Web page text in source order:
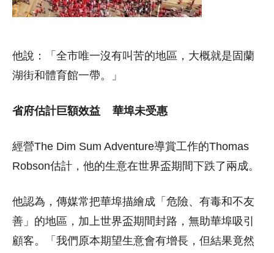
他說：「全市唯一沒有叫苦的地區，大概就是固蘭
湖街和體育館一帶。」
省府估計巨額效益 華埠未受惠
經營The Dim Sum Adventure導賞工作的Thomas
Robson估計，他的生意在世界盃期間下跌了兩成。
他認為，傳媒常把華埠描繪成「危險、有毒和不友
善」的地區，加上世界盃期間封路，無助華埠吸引
顧客。「我們原本期望生意會有增長，但結果竟然